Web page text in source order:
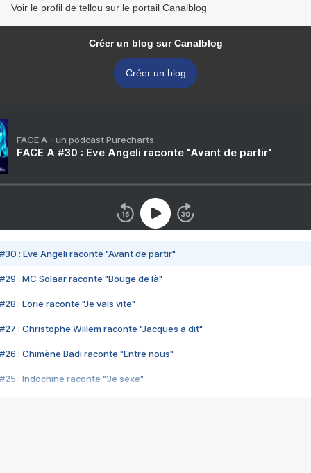
Voir le profil de tellou sur le portail Canalblog
Créer un blog sur Canalblog
Créer un blog
FACE A - un podcast Purecharts
FACE A #30 : Eve Angeli raconte "Avant de partir"
#30 : Eve Angeli raconte "Avant de partir"
#29 : MC Solaar raconte "Bouge de là"
#28 : Lorie raconte "Je vais vite"
#27 : Christophe Willem raconte "Jacques a dit"
#26 : Chimène Badi raconte "Entre nous"
#25 : Indochine raconte "3e sexe"